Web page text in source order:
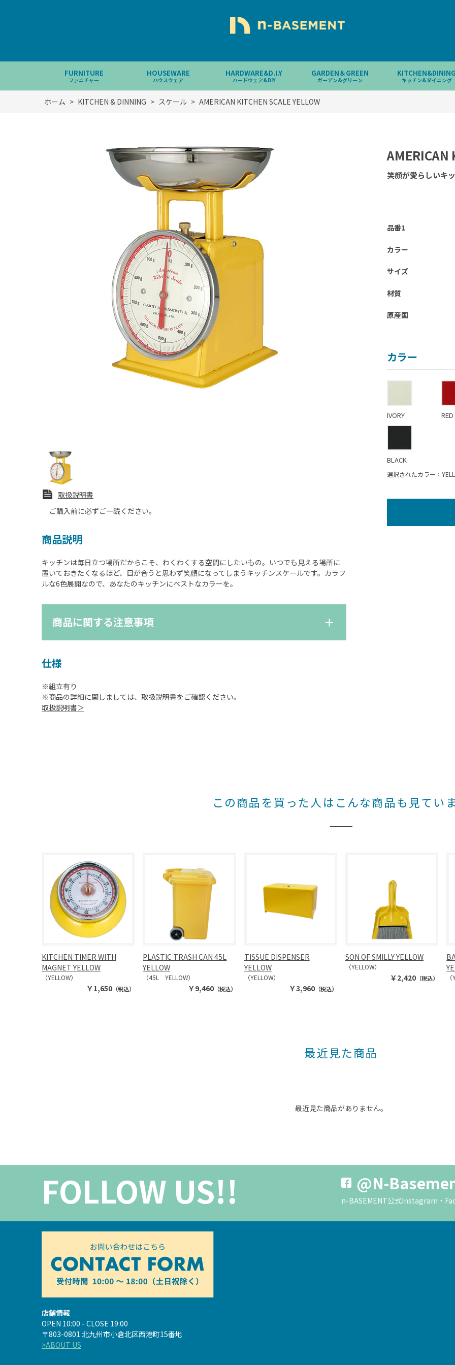
FURNITURE
ファニチャー
HOUSEWARE
ハウスウェア
HARDWARE&D.I.Y
ハードウェア&DIY
GARDEN＆GREEN
ガーデン&グリーン キッチン&ダイニング
ホーム > KITCHEN & DINNING > スケール > AMERICAN KITCHEN SCALE YELLOW
取扱説明書
ご購入前に必ずご一読ください。
商品説明
キッチンは毎日立つ場所だからこそ、わくわくする空間にしたいもの。いつでも見える場所に
置いておきたくなるほど、目が合うと思わず笑顔になってしまうキッチンスケールです。カラフ
ルな6色展開なので、あなたのキッチンにベストなカラーを。
商品に関する注意事項
仕様
※組立有り
※商品の詳細に関しましては、取扱説明書をご確認ください。
取扱説明書＞
笑顔が愛らしいキ
AMERICAN
品番1
カラー
サイズ
材質
原産国
カラー
IVORY RED
BLACK
選択されたカラー：
この商品を買った人はこんな商品も見てい
KITCHEN TIMER WITH
MAGNET YELLOW
（YELLOW）
￥1,650 （税込）
PLASTIC TRASH CAN 45L
YELLOW
（45L YELLOW）
￥9,460（税込）
TISSUE DISPENSER
YELLOW
（YELLOW）
￥3,960（税込）
SON OF SMILLY YELLOW
（YELLOW）
￥2,420 （税込）
最近見た商品
最近見た商品がありません。
FOLLOW US!! @N-
n-BASEMENT公式Instagram・
店舗情報
OPEN 10:00 - CLOSE 19:00
〒803-0801 北九州市小倉北区西港町15番地
>ABOUT US